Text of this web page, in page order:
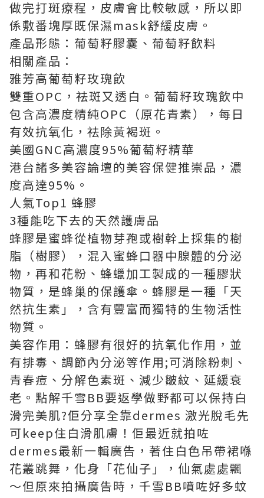
做完打斑療程，皮膚會比較敏感，所以即
係敷番塊厚既保濕mask舒緩皮膚。
產品形態：葡萄籽膠囊、葡萄籽飲料
相關產品：
雅芳高葡萄籽玫瑰飲
雙重OPC，祛斑又透白。葡萄籽玫瑰飲中
包含高濃度精純OPC（原花青素），每日
有效抗氧化，祛除黃褐斑。
美國GNC高濃度95%葡萄籽精華
港台諸多美容論壇的美容保健推崇品，濃
度高達95%。
人氣Top1 蜂膠
3種能吃下去的天然護膚品
蜂膠是蜜蜂從植物芽孢或樹幹上採集的樹
脂（樹膠），混入蜜蜂口器中腺體的分泌
物，再和花粉、蜂蠟加工製成的一種膠狀
物質，是蜂巢的保護傘。蜂膠是一種「天
然抗生素」，含有豐富而獨特的生物活性
物質。
美容作用：蜂膠有很好的抗氧化作用，並
有排毒、調節內分泌等作用;可消除粉刺、
青春痘、分解色素斑、減少皺紋、延緩衰
老。點解千雪BB要返學做野都可以保持白
滑完美肌?佢分享全靠dermes 激光脫毛先
可keep住白滑肌膚！佢最近就拍咗
dermes最新一輯廣告，著住白色吊帶裙喺
花叢跳舞，化身「花仙子」，仙氣處處飄
～但原來拍攝廣告時，千雪BB噴咗好多蚊